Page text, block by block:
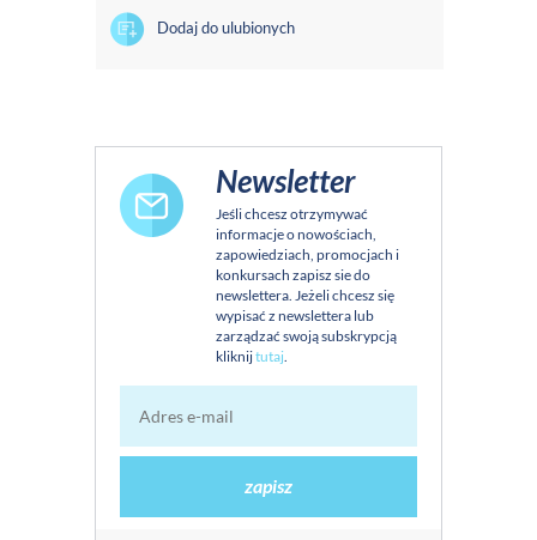
Dodaj do ulubionych
Newsletter
Jeśli chcesz otrzymywać
informacje o nowościach,
zapowiedziach, promocjach i
konkursach zapisz sie do
newslettera. Jeżeli chcesz się
wypisać z newslettera lub
zarządzać swoją subskrypcją
kliknijtutaj
zapisz